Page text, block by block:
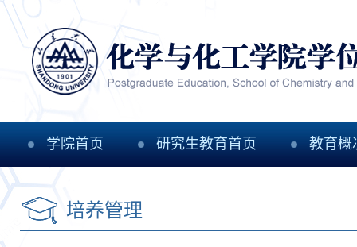
学院首页 研究生教育首页 教育概
培养管理